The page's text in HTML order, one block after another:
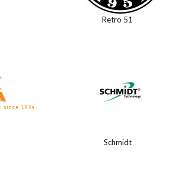
Retro 51
Schmidt